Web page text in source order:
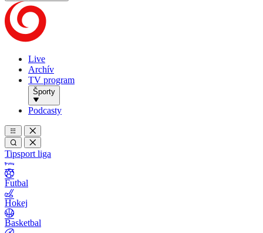
Live
Archív
TV program
Športy
Podcasty
Tipsport liga
Futbal
Hokej
Basketbal